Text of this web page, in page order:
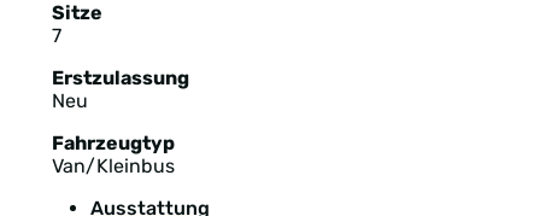
Sitze
7
Erstzulassung
Neu
Fahrzeugtyp
Van/Kleinbus
Ausstattung